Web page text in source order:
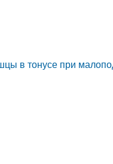
в тонусе при